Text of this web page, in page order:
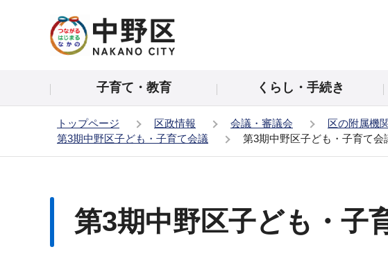
の
子育て・教育 くらし・手続き
トップページ 区政情報 会議・審議会 区の附属機
第3期中野区子ども・子育て会議
第3期中野区子ども・子育て会
第3期中野区子ども・子